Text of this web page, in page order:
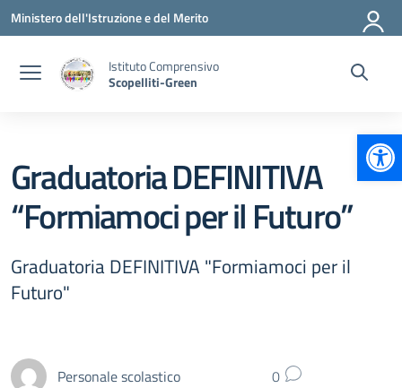
Vai ai contenuti
Vai al menu di navigazione
Vai al footer
Ministero dell'Istruzione e del Merito
Istituto Comprensivo
Scopelliti-Green
Graduatoria DEFINITIVA
“Formiamoci per il Futuro”
Graduatoria DEFINITIVA "Formiamoci per il
Futuro"
Personale scolastico 0